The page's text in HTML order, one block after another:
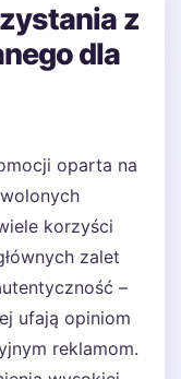
z
dla
oparta na
korzyści
zalet
–
ufają opiniom
reklamom.